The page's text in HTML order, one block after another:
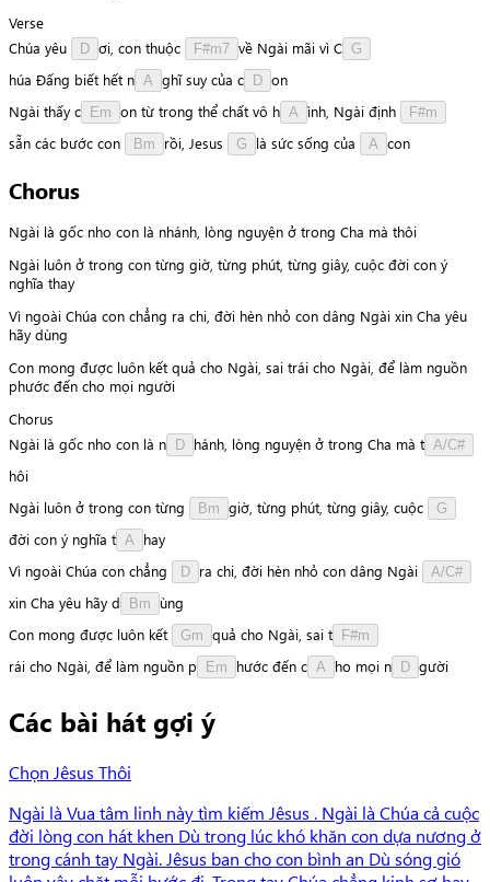
Verse
Chúa yêu D ơi con thuộc F#m7 về Ngài mãi vì C G
húa Đấng biết hết n A ghĩ suy của c D on
Ngài thấy c Em on từ trong thể chất vô h A ình Ngài định F#m
sẵn các bước con Bm rồi Jesus G là sức sống của A con
Chorus
Ngài là gốc nho con là nhánh, lòng nguyện ở trong Cha mà thôi
Ngài luôn ở trong con từng giờ, từng phút, từng giây, cuộc đời con ý
nghĩa thay
Vì ngoài Chúa con chẳng ra chi, đời hèn nhỏ con dâng Ngài xin Cha yêu
hãy dùng
Con mong được luôn kết quả cho Ngài, sai trái cho Ngài, để làm nguồn
phước đến cho mọi người
Chorus
Ngài là gốc nho con là n D hánh lòng nguyện ở trong Cha mà t A/C#
hôi
Ngài luôn ở trong con từng Bm giờ từng phút, từng giây, cuộc G
đời con ý nghĩa t A hay
Vì ngoài Chúa con chẳng D ra chi, đời hèn nhỏ con dâng Ngài A/C#
xin Cha yêu hãy d Bm ùng
Con mong được luôn kết Gm quả cho Ngài, sai t F#m
rái cho Ngài, để làm nguồn p Em hước đến c A ho mọi n D gười
Các bài hát gợi ý
Chọn Jêsus Thôi
Ngài là Vua tâm linh này tìm kiếm Jêsus . Ngài là Chúa cả cuộc
đời lòng con hát khen Dù trong lúc khó khăn con dựa nương ở
trong cánh tay Ngài. Jêsus ban cho con bình an Dù sóng gió